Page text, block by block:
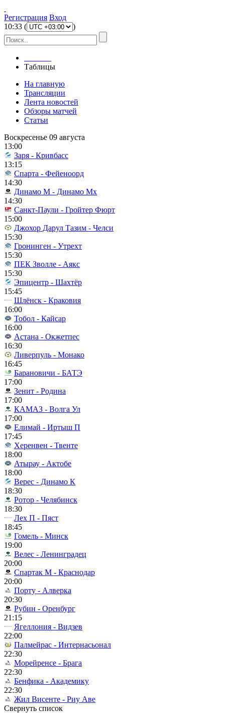
Регистрация Вход
10:33 ( )
Таблицы
На главную
Трансляции
Лента новостей
Обзоры матчей
Статьи
Воскресенье 09 августа
13:00
Заря - Кривбасс
13:15
Спарта - Фейеноорд
14:30
Динамо М - Динамо Мх
14:30
Санкт-Паули - Гройтер Фюрт
15:00
Джохор Дарул Тазим - Челси
15:30
Гронинген - Утрехт
15:30
ПЕК Зволле - Аякс
15:30
Эпицентр - Шахтёр
15:45
Шлёнск - Краковия
16:00
Тобол - Кайсар
16:00
Астана - Окжетпес
16:30
Ливерпуль - Монако
16:45
Барановичи - БАТЭ
17:00
Зенит - Родина
17:00
КАМАЗ - Волга Ул
17:00
Елимай - Иртыш П
17:45
Херенвен - Твенте
18:00
Атырау - Актобе
18:00
Верес - Динамо К
18:30
Ротор - Челябинск
18:30
Лех П - Пяст
18:45
Гомель - Минск
19:00
Велес - Ленинградец
20:00
Спартак М - Краснодар
20:00
Порту - Алверка
20:30
Рубин - Оренбург
21:15
Ягеллония - Видзев
22:00
Палмейрас - Интернасьонал
22:30
Морейренсе - Брага
22:30
Бенфика - Академику
22:30
Жил Висенте - Риу Аве
Свернуть список